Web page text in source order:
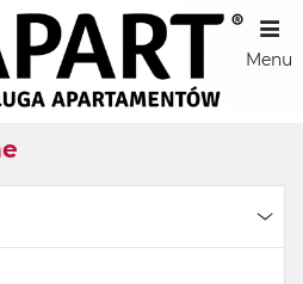
Menu